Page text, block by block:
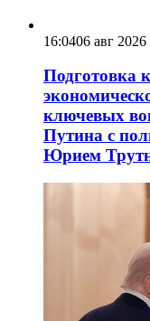
16:0406 авг 2026
Подготовка
ключевых
Путина с
Юрием